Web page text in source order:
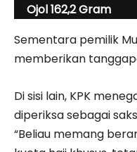
Ojol 162,2 Gram
Sementara pemilik
memberikan
Di sisi lain, KPK
diperiksa sebagai
“Beliau memang